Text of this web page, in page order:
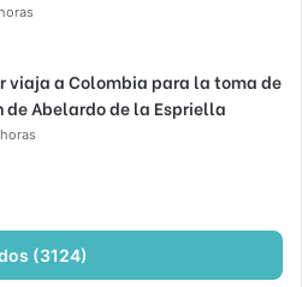
viaja a Colombia para la toma de
de Abelardo de la Espriella
(3124)